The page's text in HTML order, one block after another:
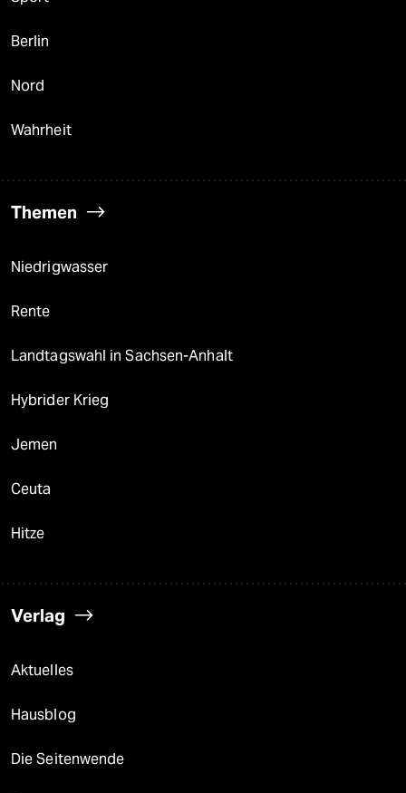
Berlin
Nord
Wahrheit
Themen
Niedrigwasser
Rente
Landtagswahl in Sachsen-Anhalt
Hybrider Krieg
Jemen
Ceuta
Hitze
Verlag
Aktuelles
Hausblog
Die Seitenwende